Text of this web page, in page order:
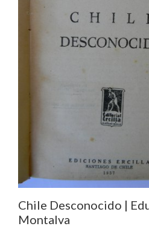
Chile Desconocido |
Montalva